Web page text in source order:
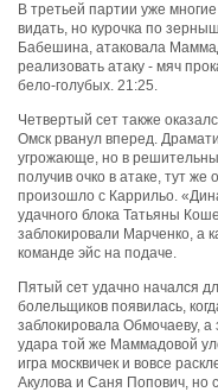
В третьей партии уже
видать, но курочка по
Бабешина, атаковала
реализовать атаку - мяч
бело-голубых. 21:25.
Четвертый сет также
Омск рванул вперед.
угрожающе, но в
получив очко в атаке, тут
произошло с Каррильо.
удачного блока Татьяны
заблокировали Марченко, а
команде эйс на подаче.
Пятый сет удачно начался
болельщиков появилась,
заблокировала Обмочаеву, а
удара той же Маммадовой
игра москвичек и вовсе
Акулова и Саня Попович, но